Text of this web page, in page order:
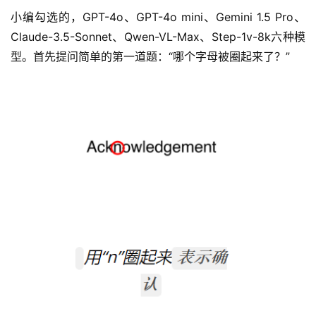
小编勾选的，GPT-4o、GPT-4o mini、Gemini 1.5 Pro、
Claude-3.5-Sonnet、Qwen-VL-Max、Step-1v-8k六种模
型。首先提问简单的第一道题：“哪个字母被圈起来了？”